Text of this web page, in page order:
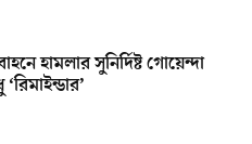
হামলার সুনির্দিষ্ট গোয়েন্দা